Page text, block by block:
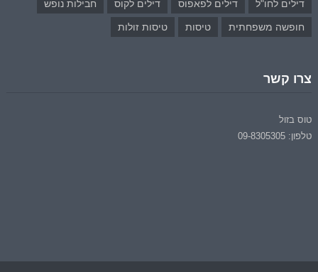
דילים לחו"ל דילים לפאפוס דילים לקוס חבילות נופש
חופשה משפחתית טיסות טיסות זולות
צרו קשר
טוס בזול
טלפון: 09-8305305